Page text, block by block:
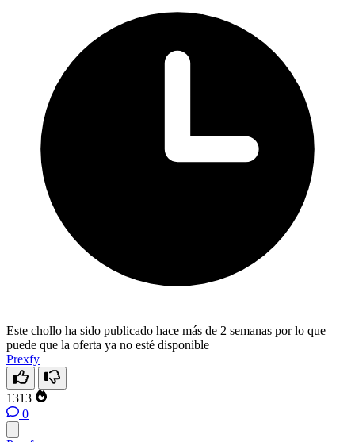
Este chollo ha sido publicado hace más de 2 semanas por lo que
puede que la oferta ya no esté disponible
Prexfy
1313
0